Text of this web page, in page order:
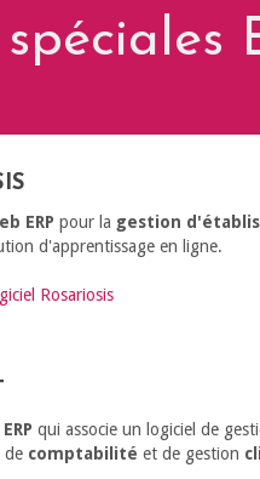
ERP pour la gestion
d'apprentissage en ligne.
Rosariosis
ERPqui associe un logiciel de
de comptabilitéet de gestion